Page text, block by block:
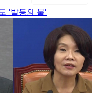
'발등의 불'